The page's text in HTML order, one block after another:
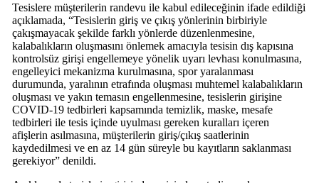
Tesislere müşterilerin randevu ile kabul edileceğinin ifade edildiği
açıklamada, “Tesislerin giriş ve çıkış yönlerinin birbiriyle
çakışmayacak şekilde farklı yönlerde düzenlenmesine,
kalabalıkların oluşmasını önlemek amacıyla tesisin dış kapısına
kontrolsüz girişi engellemeye yönelik uyarı levhası konulmasına,
engelleyici mekanizma kurulmasına, spor yaralanması
durumunda, yaralının etrafında oluşması muhtemel kalabalıkların
oluşması ve yakın temasın engellenmesine, tesislerin girişine
COVID-19 tedbirleri kapsamında temizlik, maske, mesafe
tedbirleri ile tesis içinde uyulması gereken kuralları içeren
afişlerin asılmasına, müşterilerin giriş/çıkış saatlerinin
kaydedilmesi ve en az 14 gün süreyle bu kayıtların saklanması
gerekiyor” denildi.